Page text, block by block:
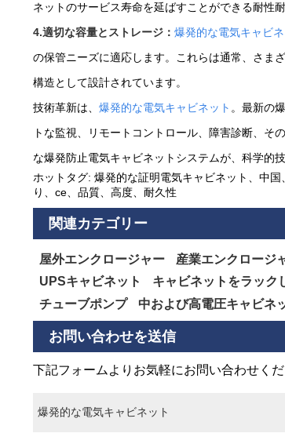
ネットのサービス寿命を延ばすことができる耐性
4.適切な容量とストレージ： 爆発的な電気キャビネ
の保管ニーズに適応します。これらは通常、さま
構造として設計されています。
技術革新は、 爆発的な電気キャビネット 。最新の
トな監視、リモートコントロール、障害診断、そ
な爆発防止電気キャビネットシステムが、科学的
ホットタグ: 爆発的な証明電気キャビネット、中
り、ce、品質、高度、耐久性
関連カテゴリー
屋外エンクロージャー 産業エンクロージ
UPSキャビネット
キャビネットをラック
チューブポンプ
中および高電圧キャビネ
お問い合わせを送信
下記フォームよりお気軽にお問い合わせく